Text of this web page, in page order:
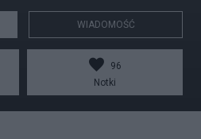
WIADOMOŚĆ
96
Notki